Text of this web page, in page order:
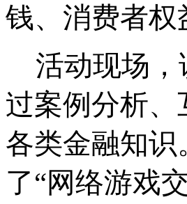
钱、消费者
活动现场
过案例分析
各类金融知
了“网络游戏